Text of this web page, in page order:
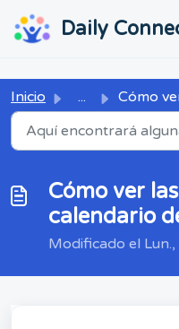
Daily
Inicio ... Cómo ver las entradas
Cómo ver
calendario
Modificado el Lun.,